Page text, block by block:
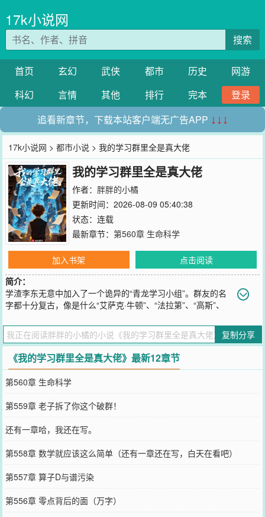
17k小说网
搜索
首页 玄幻 武侠 都市 历史
网游
科幻
言情 其他 排行 完本
登录
追看新章节，下载本站客户端无广告APP ↓↓↓
17k小说网 >都市小说 > 我的学习群里全是真大佬
我的学习群里全是真大佬
作者： 胖胖的小橘
更新时间：2026-08-09 05:40:38
状态：连载
最新章节： 第560章 生命科学
加入书架
点击阅读
简介：
学渣李东无意中加入了一个诡异的“青龙学习小组”。群友的名
字都十分复古，像是什么“艾萨克·牛顿”、“法拉第”、“高斯”、
些专属红包。红包里的东西更加离谱，“洞穿真理的专注”、“逻辑思维
碎片”、“绝对记忆”、“微积分本源”……李东一直以为这是一群入戏太
深的中二病患者。直到有一天，那位叫“艾萨克·牛顿”的群友忽然颤抖
着说道：“诸位，我测量声音的速度时发现，上帝好像在空气中隐藏了
什么变量。”
您要是觉得《我的学习群里全是真大佬
QQ群和微博微信里的朋友推荐哦！
复制分享
《我的学习群里全是真大佬》最新12章节
第560章 生命科学
第559章 老子拆了你这个破群！
还有一章哈，我还在写。
第558章 数学就应该这么简单（还有一章还在写，白天在看吧）
第557章 算子D与谱污染
第556章 零点背后的面（万字）